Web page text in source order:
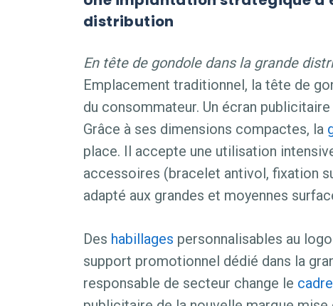
distribution
En tête de gondole dans la grande
Emplacement traditionnel, la tête de
du consommateur. Un écran publicitaire
Grâce à ses dimensions compactes, la
place. Il accepte une utilisation
accessoires (bracelet antivol, fixation
adapté aux grandes et moyennes
Des habillages personnalisables au
support promotionnel dédié dans la
responsable de secteur change le cadre